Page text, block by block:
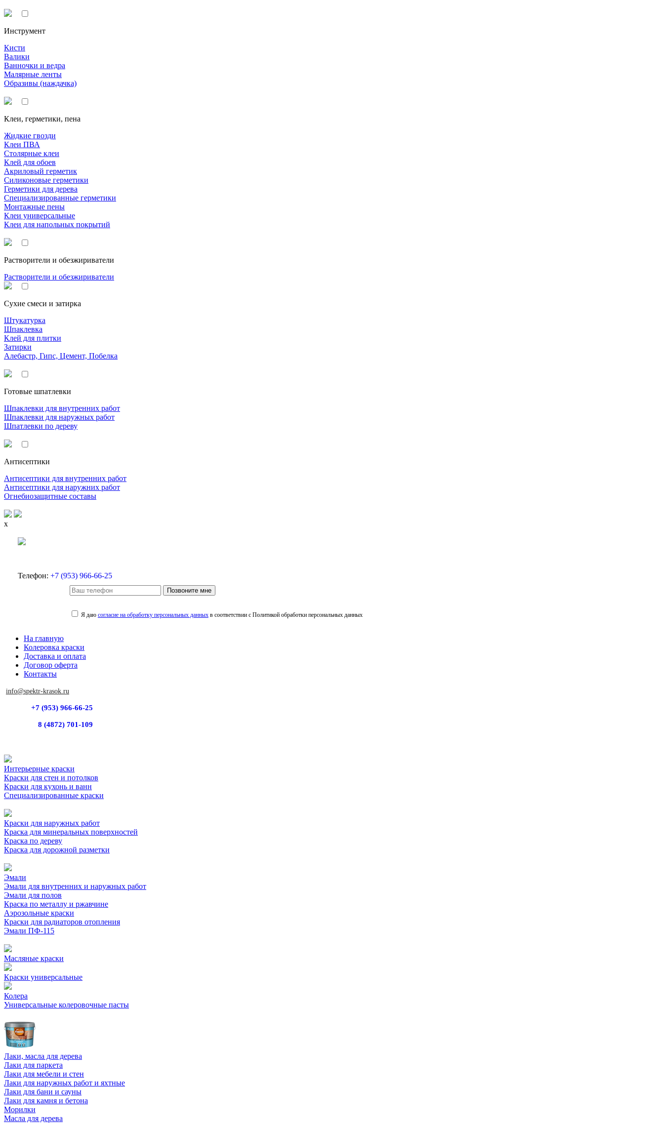
Инструмент
Кисти
Валики
Ванночки и ведра
Малярные ленты
Образивы (наждачка)
Клеи, герметики, пена
Жидкие гвозди
Клеи ПВА
Столярные клеи
Клей для обоев
Акриловый герметик
Силиконовые герметики
Герметики для дерева
Специализированные герметики
Монтажные пены
Клеи универсальные
Клеи для напольных покрытий
Растворители и обезжириватели
Растворители и обезжириватели
Сухие смеси и затирка
Штукатурка
Шпаклевка
Клей для плитки
Затирки
Алебастр, Гипс, Цемент, Побелка
Готовые шпатлевки
Шпаклевки для внутренних работ
Шпаклевки для наружных работ
Шпатлевки по дереву
Антисептики
Антисептики для внутренних работ
Антисептики для наружних работ
Огнебиозащитные составы
x
Телефон: +7 (953) 966-66-25
Позвоните мне
Я даю согласие на обработку персональных данныхв соответствии с Политикой обработки персональных данных
На главную
Колеровка краски
Доставка и оплата
Договор оферта
Контакты
info@spektr-krasok.ru
+7 (953) 966-66-25
8 (4872) 701-109
Интерьерные краски
Краски для стен и потолков
Краски для кухонь и ванн
Специализированные краски
Краски для наружных работ
Краска для минеральных поверхностей
Краска по дереву
Краска для дорожной разметки
Эмали
Эмали для внутренних и наружных работ
Эмали для полов
Краска по металлу и ржавчине
Аэрозольные краски
Краски для радиаторов отопления
Эмали ПФ-115
Масляные краски
Краски универсальные
Колера
Универсальные колеровочные пасты
Лаки, масла для дерева
Лаки для паркета
Лаки для мебели и стен
Лаки для наружных работ и яхтные
Лаки для бани и сауны
Лаки для камня и бетона
Морилки
Масла для дерева